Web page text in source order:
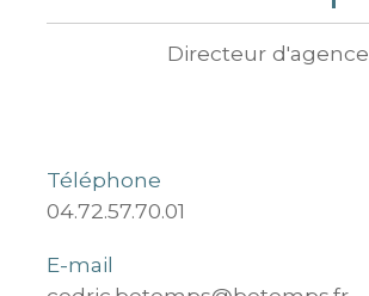
Directeur d'agence
Téléphone
04.72.57.70.01
E-mail